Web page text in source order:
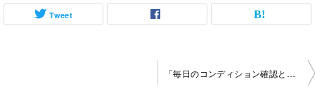
Tweet
「毎日のコンディション確認とスラー」オンラインレッスン 2026-5-20-no0108-1178